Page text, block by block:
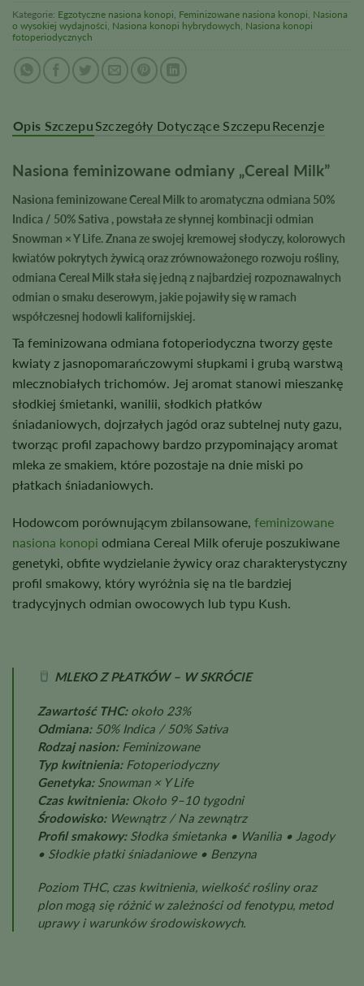
Kategorie: Egzotyczne nasiona konopi, Feminizowane nasiona konopi, Nasiona
o wysokiej wydajności, Nasiona konopi hybrydowych, Nasiona konopi
fotoperiodycznych
Opis SzczepuSzczegóły Dotyczące Szczepu Recenzje
Nasiona feminizowane odmiany „Cereal Milk”
Nasiona feminizowane Cereal Milk to aromatyczna odmiana 50%
Indica / 50% Sativa , powstała ze słynnej kombinacji odmian
Snowman × Y Life. Znana ze swojej kremowej słodyczy, kolorowych
kwiatów pokrytych żywicą oraz zrównoważonego rozwoju rośliny,
odmiana Cereal Milk stała się jedną z najbardziej rozpoznawalnych
odmian o smaku deserowym, jakie pojawiły się w ramach
współczesnej hodowli kalifornijskiej.
Ta feminizowana odmiana fotoperiodyczna tworzy gęste
kwiaty z jasnopomarańczowymi słupkami i grubą warstwą
mlecznobiałych trichomów. Jej aromat stanowi mieszankę
słodkiej śmietanki, wanilii, słodkich płatków
śniadaniowych, dojrzałych jagód oraz subtelnej nuty gazu,
tworząc profil zapachowy bardzo przypominający aromat
mleka ze smakiem, które pozostaje na dnie miski po
płatkach śniadaniowych.
Hodowcom porównującym zbilansowane, feminizowane
nasiona konopi odmiana Cereal Milk oferuje poszukiwane
genetyki, obfite wydzielanie żywicy oraz charakterystyczny
profil smakowy, który wyróżnia się na tle bardziej
tradycyjnych odmian owocowych lub typu Kush.
MLEKO Z PŁATKÓW – W SKRÓCIE
Zawartość THC:około 23%
Odmiana:50% Indica / 50% Sativa
Rodzaj nasion:Feminizowane
Typ kwitnienia:Fotoperiodyczny
Genetyka:Snowman × Y Life
Czas kwitnienia:Około 9–10 tygodni
Środowisko:Wewnątrz / Na zewnątrz
Profil smakowy:Słodka śmietanka • Wanilia • Jagody
• Słodkie płatki śniadaniowe • Benzyna
Poziom THC, czas kwitnienia, wielkość rośliny oraz
plon mogą się różnić w zależności od fenotypu, metod
uprawy i warunków środowiskowych.